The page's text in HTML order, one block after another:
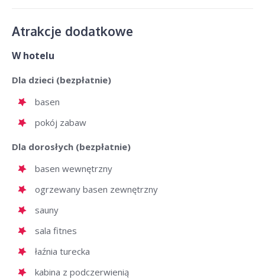
Atrakcje dodatkowe
W hotelu
Dla dzieci (bezpłatnie)
basen
pokój zabaw
Dla dorosłych (bezpłatnie)
basen wewnętrzny
ogrzewany basen zewnętrzny
sauny
sala fitnes
łaźnia turecka
kabina z podczerwienią